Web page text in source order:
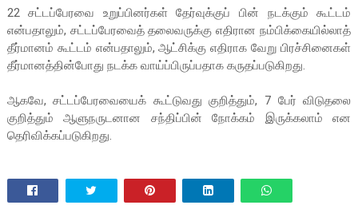
22 சட்டப்பேரவை உறுப்பினர்கள் தேர்வுக்குப் பின் நடக்கும் கூட்டம்
என்பதாலும், சட்டப்பேரவைத் தலைவருக்கு எதிரான நம்பிக்கையில்லாத்
தீர்மானம் கூட்டம் என்பதாலும், ஆட்சிக்கு எதிராக வேறு பிரச்சினைகள்
தீர்மானத்தின்போது நடக்க வாய்ப்பிருப்பதாக கருதப்படுகிறது.
ஆகவே, சட்டப்பேரவையைக் கூட்டுவது குறித்தும், 7 பேர் விடுதலை
குறித்தும் ஆளுநருடனான சந்திப்பின் நோக்கம் இருக்கலாம் என
தெரிவிக்கப்படுகிறது.